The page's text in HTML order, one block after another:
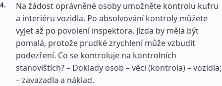
Na žádost oprávněné osoby umožněte kontrolu kufru
a interiéru vozidla. Po absolvování kontroly můžete
vyjet až po povolení inspektora. Jízda by měla být
pomalá, protože prudké zrychlení může vzbudit
podezření. Co se kontroluje na kontrolních
stanovištích? – Doklady osob – věci (kontrola) – vozidla;
– zavazadla a náklad.